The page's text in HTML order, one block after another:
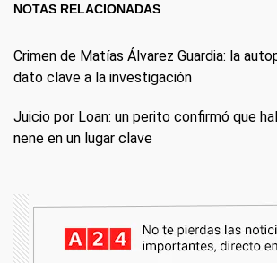
NOTAS RELACIONADAS
Crimen de Matías Álvarez Guardia: la
dato clave a la investigación
Juicio por Loan: un perito confirmó que
nene en un lugar clave